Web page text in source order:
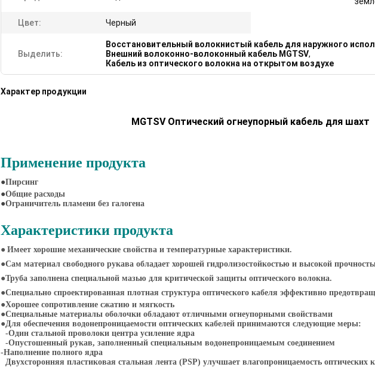
Цвет: Черный
Выделить:
Восстановительный волокнистый кабель для наружного
Внешний волоконно-волоконный кабель MGTSV,
Кабель из оптического волокна на открытом воздухе
Характер продукции
MGTSV Оптический огнеупорный кабель для шахт
Применение продукта
●Пирсинг
●Общие расходы
●Ограничитель пламени без галогена
Характеристики продукта
● Имеет хорошие механические свойства и температурные характеристики.
●Сам материал свободного рукава обладает хорошей гидролизостойкостью и высокой
●Труба заполнена специальной мазью для критической защиты оптического волокна.
●Специально спроектированная плотная структура оптического кабеля эффективно
●Хорошее сопротивление сжатию и мягкость
●Специальные материалы оболочки обладают отличными огнеупорными свойствами
●Для обеспечения водонепроницаемости оптических кабелей принимаются следующие меры:
-Один стальной проволоки центра усиление ядра
-Опустошенный рукав, заполненный специальным водонепроницаемым соединением
-Наполнение полного ядра
Двухсторонняя пластиковая стальная лента (PSP) улучшает влагопроницаемость оптических